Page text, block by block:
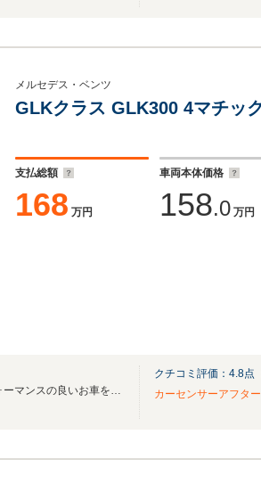
メルセデス・ベンツ
GLKクラス GLK300 4マチッ
支払総額
168 万円
車両本体価格
158.0 万円
輸入車を中心に、コストパフォーマンスの良いお車を販売しております。
クチコミ評価： 4.8点
カーセンサーアフタ